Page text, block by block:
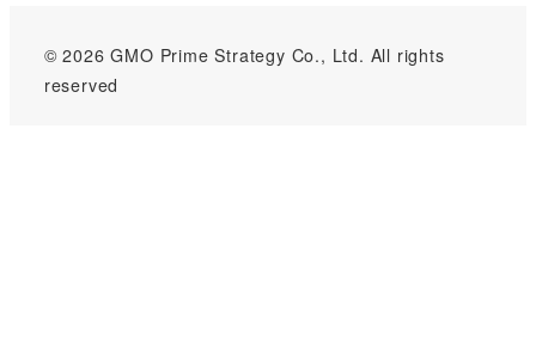
© 2026 GMO Prime Strategy Co., Ltd. All rights
reserved